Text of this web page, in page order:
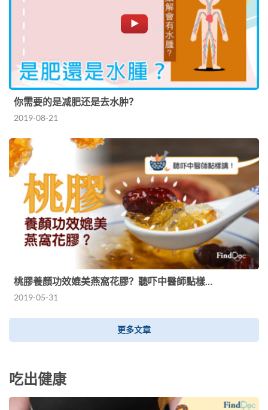
你需要的是减肥还是去水肿？
2019-08-21
桃膠養顏功效媲美燕窩花膠？聽吓中醫師點樣…
2019-05-31
更多文章
吃出健康